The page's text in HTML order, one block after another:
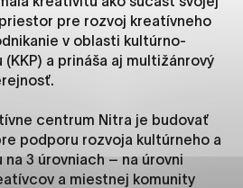
pre rozvoj kreatívneho
v oblasti kultúrno-
a prináša aj multižánrový
centrum Nitra je budovať
podporu rozvoja kultúrneho a
3 úrovniach – na úrovni
a miestnej komunity
sú pre prevádzku
urobiť webové stránky
umožňujú základné funkcie,
webovej stránky. Bez
nemôže web správne